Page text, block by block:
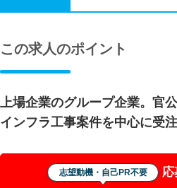
この求人のポイント
上場企業のグループ企業。官
インフラ工事案件を中心に受
志望動機・自己PR不要